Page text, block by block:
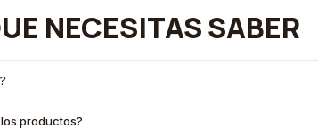
NECESITAS SABER
productos?